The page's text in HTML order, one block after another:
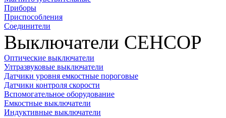
Приборы
Приспособления
Соединители
Выключатели СЕНСОР
Оптические выключатели
Ултразвуковые выключатели
Датчики уровня емкостные пороговые
Датчики контроля скорости
Вспомогательное оборудование
Емкостные выключатели
Индуктивные выключатели